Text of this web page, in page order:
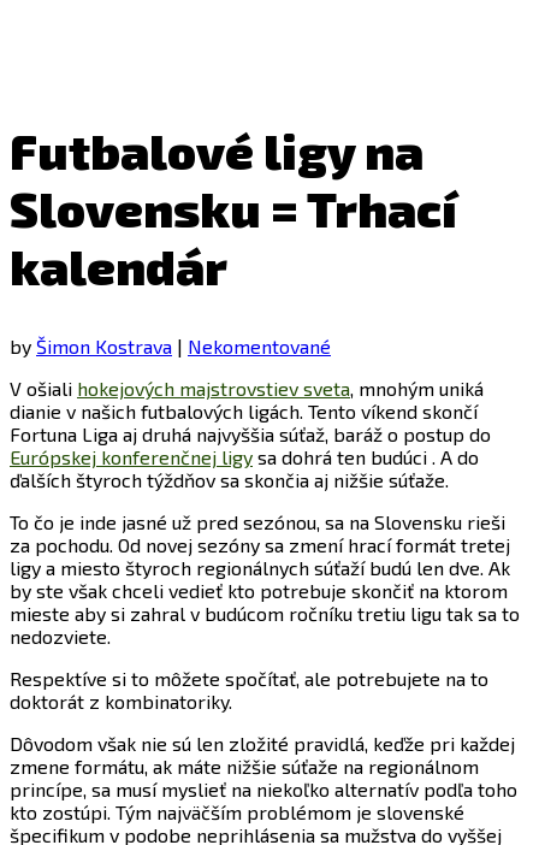
Futbalové ligy na
Slovensku = Trhací
kalendár
by Šimon Kostrava | Nekomentované
V ošiali hokejových majstrovstiev sveta, mnohým uniká
dianie v našich futbalových ligách. Tento víkend skončí
Fortuna Liga aj druhá najvyššia súťaž, baráž o postup do
Európskej konferenčnej ligy sa dohrá ten budúci . A do
ďalších štyroch týždňov sa skončia aj nižšie súťaže.
To čo je inde jasné už pred sezónou, sa na Slovensku rieši
za pochodu. Od novej sezóny sa zmení hrací formát tretej
ligy a miesto štyroch regionálnych súťaží budú len dve. Ak
by ste však chceli vedieť kto potrebuje skončiť na ktorom
mieste aby si zahral v budúcom ročníku tretiu ligu tak sa to
nedozviete.
Respektíve si to môžete spočítať, ale potrebujete na to
doktorát z kombinatoriky.
Dôvodom však nie sú len zložité pravidlá, keďže pri každej
zmene formátu, ak máte nižšie súťaže na regionálnom
princípe, sa musí myslieť na niekoľko alternatív podľa toho
kto zostúpi. Tým najväčším problémom je slovenské
špecifikum v podobe neprihlásenia sa mužstva do vyššej